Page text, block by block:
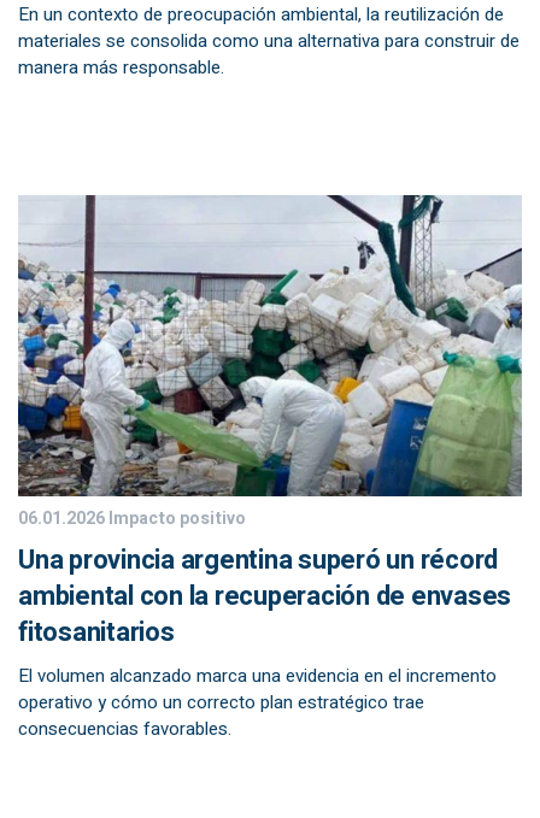
En un contexto de preocupación ambiental, la reutilización de
materiales se consolida como una alternativa para construir de
manera más responsable.
06.01.2026Impacto positivo
Una provincia argentina superó un récord
ambiental con la recuperación de envases
fitosanitarios
El volumen alcanzado marca una evidencia en el incremento
operativo y cómo un correcto plan estratégico trae
consecuencias favorables.